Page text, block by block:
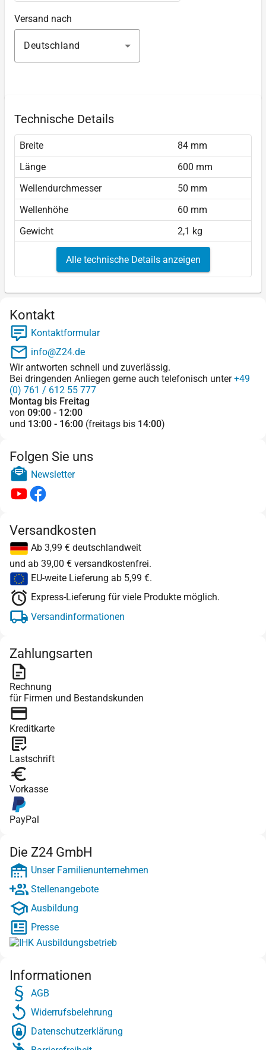
Versand nach
Deutschland
Technische Details
Breite
84 mm
Länge
600 mm
Wellendurchmesser
50 mm
Wellenhöhe
60 mm
Gewicht
2,1 kg
Alle technische Details anzeigen
Kontakt
Kontaktformular
info@Z24.de
Wir antworten schnell und zuverlässig.
Bei dringenden Anliegen gerne auch telefonisch unter+49
(0) 761 / 612 55 777
Montag bis Freitag
von 09:00 - 12:00
und 13:00 - 16:00 (freitags bis 14:00)
Folgen Sie uns
Newsletter
Versandkosten
Ab 3,99 € deutschlandweit
und ab 39,00 € versandkostenfrei.
EU-weite Lieferung ab 5,99 €.
Express-Lieferung für viele Produkte möglich.
Versandinformationen
Zahlungsarten
Rechnung
für Firmen und Bestandskunden
Kreditkarte
Lastschrift
Vorkasse
PayPal
Die Z24 GmbH
Unser Familienunternehmen
Stellenangebote
Ausbildung
Presse
Informationen
AGB
Widerrufsbelehrung
Datenschutzerklärung